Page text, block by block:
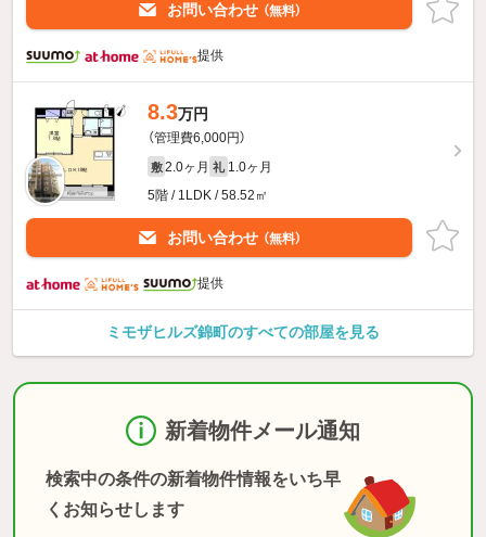
お問い合わせ （無料）
提供
8.3万円
（管理費6,000円）
敷 2.0ヶ月 礼 1.0ヶ月
5階 / 1LDK / 58.52㎡
お問い合わせ （無料）
提供
ミモザヒルズ錦町のすべての部屋を見る
新着物件メール通知
検索中の条件の新着物件情報をいち早
くお知らせします